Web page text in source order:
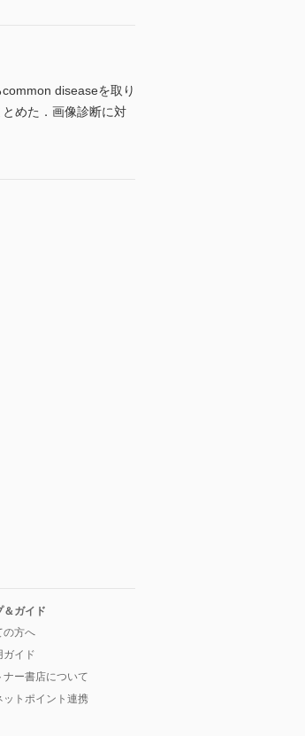
diseaseを取り
めた．画像診断に対
＆ガイド
の方へ
ガイド
ナー書店について
ットポイント連携